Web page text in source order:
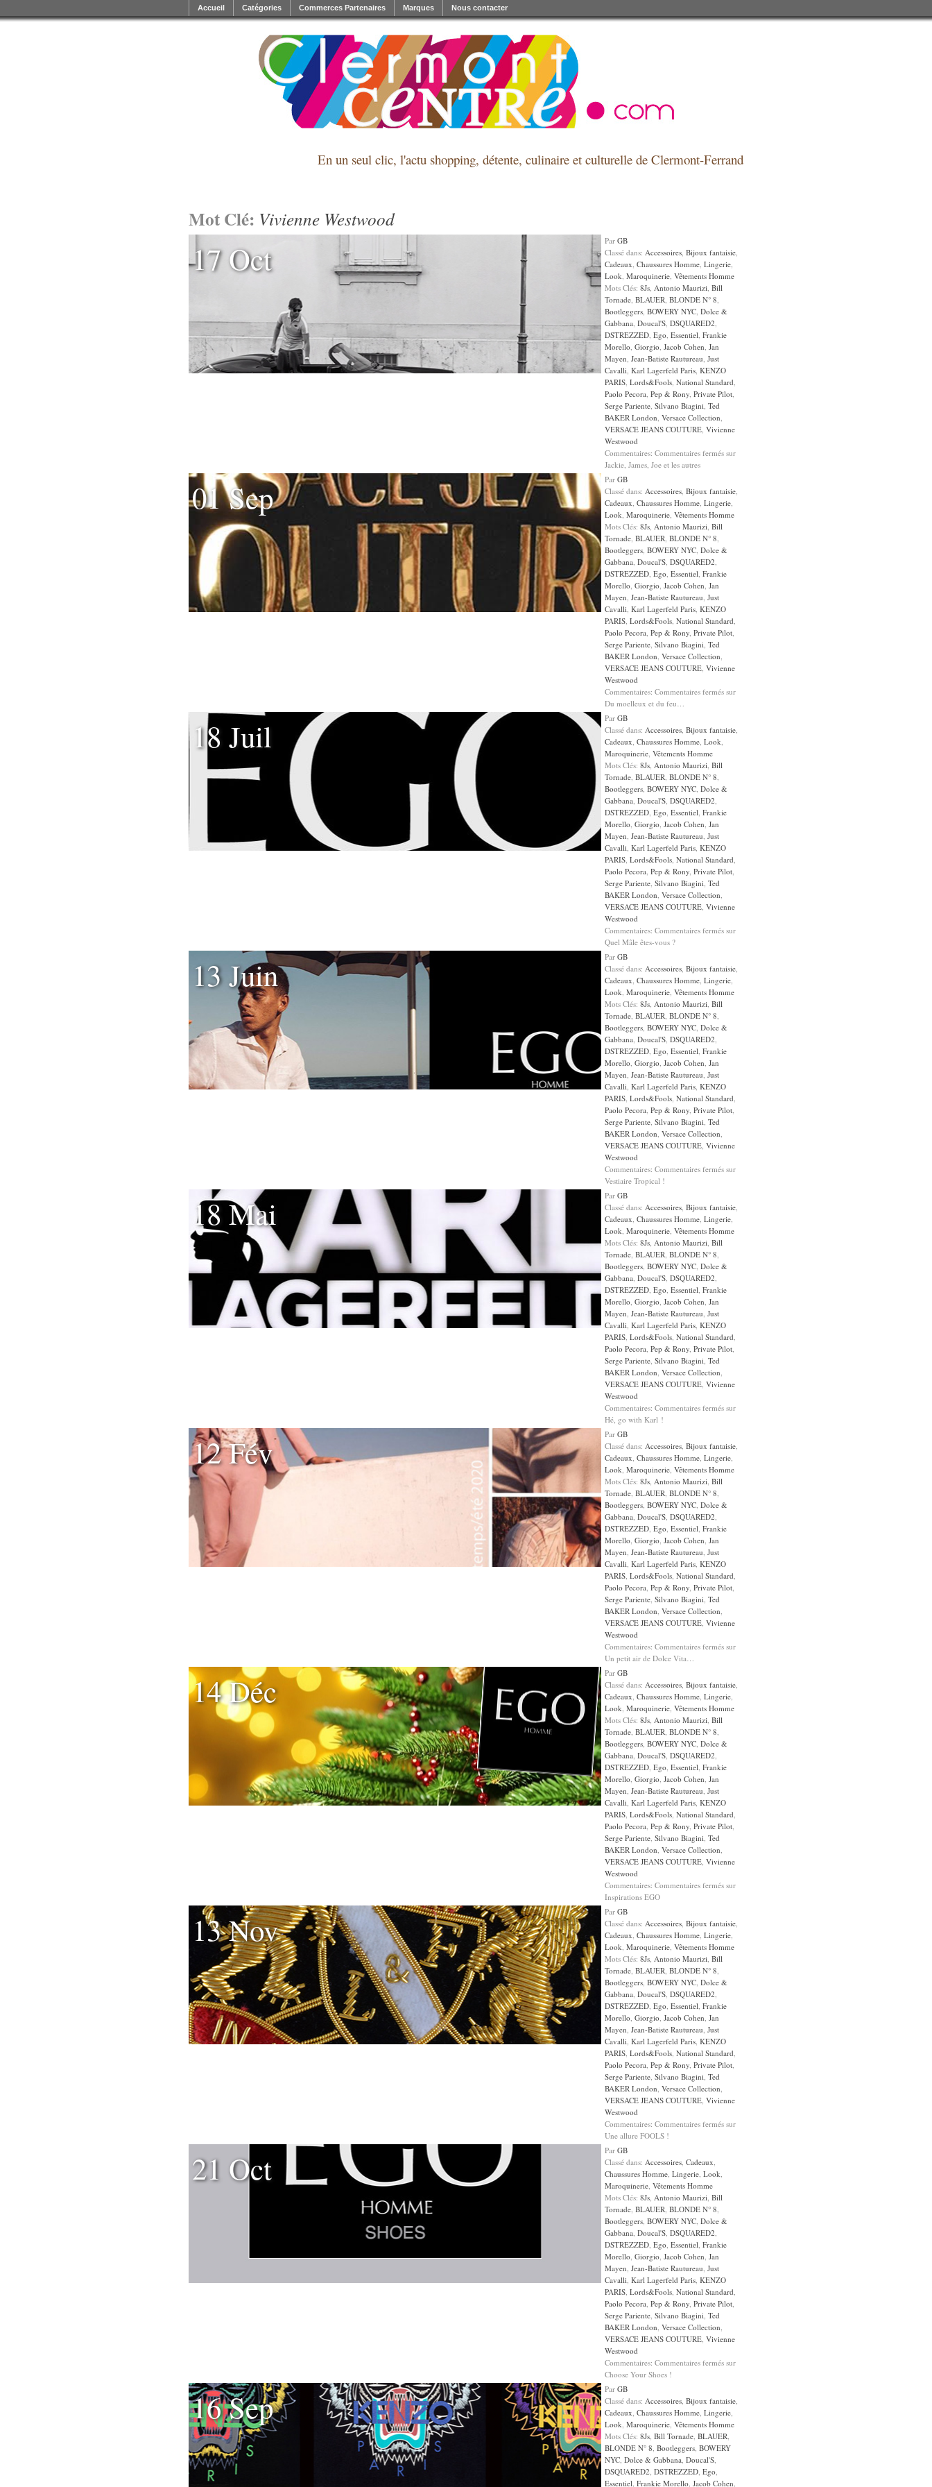
En un seul clic, l'actu shopping, détente, culinaire et culturelle de Clermont-Ferrand
Accueil Catégories Commerces Partenaires Marques Nous contacter
Mot Clé: Vivienne Westwood
17 Oct Par GB
Classé dans: Accessoires, Bijoux fantaisie,
Cadeaux, Chaussures Homme, Lingerie,
Look, Maroquinerie, Vêtements Homme
Mots Clés: 8Js, Antonio Maurizi, Bill
Tornade, BLAUER, BLONDE N° 8,
Bootleggers, BOWERY NYC, Dolce &
Gabbana, Doucal'S, DSQUARED2,
DSTREZZED, Ego, Essentiel, Frankie
Morello, Giorgio, Jacob Cohen, Jan
Mayen, Jean-Batiste Rautureau, Just
Cavalli, Karl Lagerfeld Paris, KENZO
PARIS, Lords&Fools, National Standard,
Paolo Pecora, Pep & Rony, Private Pilot,
Serge Pariente, Silvano Biagini, Ted
BAKER London, Versace Collection,
VERSACE JEANS COUTURE, Vivienne
Westwood
Commentaires: Commentaires fermés sur
Jackie, James, Joe et les autres
01 Sep Par GB
Classé dans: Accessoires, Bijoux fantaisie,
Cadeaux, Chaussures Homme, Lingerie,
Look, Maroquinerie, Vêtements Homme
Mots Clés: 8Js, Antonio Maurizi, Bill
Tornade, BLAUER, BLONDE N° 8,
Bootleggers, BOWERY NYC, Dolce &
Gabbana, Doucal'S, DSQUARED2,
DSTREZZED, Ego, Essentiel, Frankie
Morello, Giorgio, Jacob Cohen, Jan
Mayen, Jean-Batiste Rautureau, Just
Cavalli, Karl Lagerfeld Paris, KENZO
PARIS, Lords&Fools, National Standard,
Paolo Pecora, Pep & Rony, Private Pilot,
Serge Pariente, Silvano Biagini, Ted
BAKER London, Versace Collection,
VERSACE JEANS COUTURE, Vivienne
Westwood
Commentaires: Commentaires fermés sur
Du moelleux et du feu…
18 Juil Par GB
Classé dans: Accessoires, Bijoux fantaisie,
Cadeaux, Chaussures Homme, Look,
Maroquinerie, Vêtements Homme
Mots Clés: 8Js, Antonio Maurizi, Bill
Tornade, BLAUER, BLONDE N° 8,
Bootleggers, BOWERY NYC, Dolce &
Gabbana, Doucal'S, DSQUARED2,
DSTREZZED, Ego, Essentiel, Frankie
Morello, Giorgio, Jacob Cohen, Jan
Mayen, Jean-Batiste Rautureau, Just
Cavalli, Karl Lagerfeld Paris, KENZO
PARIS, Lords&Fools, National Standard,
Paolo Pecora, Pep & Rony, Private Pilot,
Serge Pariente, Silvano Biagini, Ted
BAKER London, Versace Collection,
VERSACE JEANS COUTURE, Vivienne
Westwood
Commentaires: Commentaires fermés sur
Quel Mâle êtes-vous ?
13 Juin Par GB
Classé dans: Accessoires, Bijoux fantaisie,
Cadeaux, Chaussures Homme, Lingerie,
Look, Maroquinerie, Vêtements Homme
Mots Clés: 8Js, Antonio Maurizi, Bill
Tornade, BLAUER, BLONDE N° 8,
Bootleggers, BOWERY NYC, Dolce &
Gabbana, Doucal'S, DSQUARED2,
DSTREZZED, Ego, Essentiel, Frankie
Morello, Giorgio, Jacob Cohen, Jan
Mayen, Jean-Batiste Rautureau, Just
Cavalli, Karl Lagerfeld Paris, KENZO
PARIS, Lords&Fools, National Standard,
Paolo Pecora, Pep & Rony, Private Pilot,
Serge Pariente, Silvano Biagini, Ted
BAKER London, Versace Collection,
VERSACE JEANS COUTURE, Vivienne
Westwood
Commentaires: Commentaires fermés sur
Vestiaire Tropical !
18 Mai Par GB
Classé dans: Accessoires, Bijoux fantaisie,
Cadeaux, Chaussures Homme, Lingerie,
Look, Maroquinerie, Vêtements Homme
Mots Clés: 8Js, Antonio Maurizi, Bill
Tornade, BLAUER, BLONDE N° 8,
Bootleggers, BOWERY NYC, Dolce &
Gabbana, Doucal'S, DSQUARED2,
DSTREZZED, Ego, Essentiel, Frankie
Morello, Giorgio, Jacob Cohen, Jan
Mayen, Jean-Batiste Rautureau, Just
Cavalli, Karl Lagerfeld Paris, KENZO
PARIS, Lords&Fools, National Standard,
Paolo Pecora, Pep & Rony, Private Pilot,
Serge Pariente, Silvano Biagini, Ted
BAKER London, Versace Collection,
VERSACE JEANS COUTURE, Vivienne
Westwood
Commentaires: Commentaires fermés sur
Hé, go with Karl !
12 Fév Par GB
Classé dans: Accessoires, Bijoux fantaisie,
Cadeaux, Chaussures Homme, Lingerie,
Look, Maroquinerie, Vêtements Homme
Mots Clés: 8Js, Antonio Maurizi, Bill
Tornade, BLAUER, BLONDE N° 8,
Bootleggers, BOWERY NYC, Dolce &
Gabbana, Doucal'S, DSQUARED2,
DSTREZZED, Ego, Essentiel, Frankie
Morello, Giorgio, Jacob Cohen, Jan
Mayen, Jean-Batiste Rautureau, Just
Cavalli, Karl Lagerfeld Paris, KENZO
PARIS, Lords&Fools, National Standard,
Paolo Pecora, Pep & Rony, Private Pilot,
Serge Pariente, Silvano Biagini, Ted
BAKER London, Versace Collection,
VERSACE JEANS COUTURE, Vivienne
Westwood
Commentaires: Commentaires fermés sur
Un petit air de Dolce Vita…
14 Déc Par GB
Classé dans: Accessoires, Bijoux fantaisie,
Cadeaux, Chaussures Homme, Lingerie,
Look, Maroquinerie, Vêtements Homme
Mots Clés: 8Js, Antonio Maurizi, Bill
Tornade, BLAUER, BLONDE N° 8,
Bootleggers, BOWERY NYC, Dolce &
Gabbana, Doucal'S, DSQUARED2,
DSTREZZED, Ego, Essentiel, Frankie
Morello, Giorgio, Jacob Cohen, Jan
Mayen, Jean-Batiste Rautureau, Just
Cavalli, Karl Lagerfeld Paris, KENZO
PARIS, Lords&Fools, National Standard,
Paolo Pecora, Pep & Rony, Private Pilot,
Serge Pariente, Silvano Biagini, Ted
BAKER London, Versace Collection,
VERSACE JEANS COUTURE, Vivienne
Westwood
Commentaires: Commentaires fermés sur
Inspirations EGO
13 Nov Par GB
Classé dans: Accessoires, Bijoux fantaisie,
Cadeaux, Chaussures Homme, Lingerie,
Look, Maroquinerie, Vêtements Homme
Mots Clés: 8Js, Antonio Maurizi, Bill
Tornade, BLAUER, BLONDE N° 8,
Bootleggers, BOWERY NYC, Dolce &
Gabbana, Doucal'S, DSQUARED2,
DSTREZZED, Ego, Essentiel, Frankie
Morello, Giorgio, Jacob Cohen, Jan
Mayen, Jean-Batiste Rautureau, Just
Cavalli, Karl Lagerfeld Paris, KENZO
PARIS, Lords&Fools, National Standard,
Paolo Pecora, Pep & Rony, Private Pilot,
Serge Pariente, Silvano Biagini, Ted
BAKER London, Versace Collection,
VERSACE JEANS COUTURE, Vivienne
Westwood
Commentaires: Commentaires fermés sur
Une allure FOOLS !
21 Oct Par GB
Classé dans: Accessoires, Cadeaux,
Chaussures Homme, Lingerie, Look,
Maroquinerie, Vêtements Homme
Mots Clés: 8Js, Antonio Maurizi, Bill
Tornade, BLAUER, BLONDE N° 8,
Bootleggers, BOWERY NYC, Dolce &
Gabbana, Doucal'S, DSQUARED2,
DSTREZZED, Ego, Essentiel, Frankie
Morello, Giorgio, Jacob Cohen, Jan
Mayen, Jean-Batiste Rautureau, Just
Cavalli, Karl Lagerfeld Paris, KENZO
PARIS, Lords&Fools, National Standard,
Paolo Pecora, Pep & Rony, Private Pilot,
Serge Pariente, Silvano Biagini, Ted
BAKER London, Versace Collection,
VERSACE JEANS COUTURE, Vivienne
Westwood
Commentaires: Commentaires fermés sur
Choose Your Shoes !
16 Sep Par GB
Classé dans: Accessoires, Bijoux fantaisie,
Cadeaux, Chaussures Homme, Lingerie,
Look, Maroquinerie, Vêtements Homme
Mots Clés: 8Js, Bill Tornade, BLAUER,
BLONDE N° 8, Bootleggers, BOWERY
NYC, Dolce & Gabbana, Doucal'S,
DSQUARED2, DSTREZZED, Ego,
Essentiel, Frankie Morello, Jacob Cohen,